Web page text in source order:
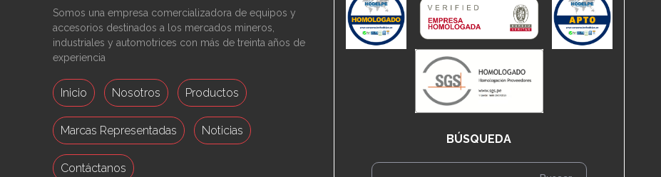
Somos una empresa comercializadora de equipos y
accesorios destinados a los mercados mineros,
industriales y automotrices con más de treinta años de
experiencia
Inicio Nosotros Productos
Marcas Representadas Noticias
Contáctanos
BÚSQUEDA